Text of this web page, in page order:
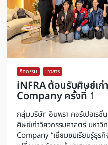
กิจกรรม ข่าวสาร
iNFRA ต้อนรับศิษย์เ
Company ครั้งที่ 1
กลุ่มบริษัท อินฟรา คอร์เปอเรชั่
ศิษย์เก่าวิศวกรรมศาสตร์ มหา
Company “เยี่ยมชมเรียนรู้ธุร